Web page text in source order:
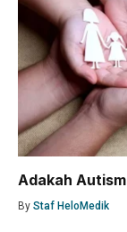
Adakah
By Staf HeloMedik